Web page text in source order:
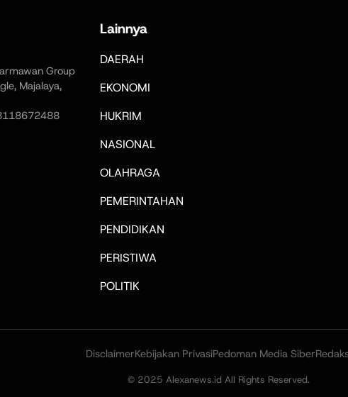
Group
Majalaya,
Lainnya
DAERAH
EKONOMI
HUKRIM
NASIONAL
OLAHRAGA
PEMERINTAHAN
PENDIDIKAN
PERISTIWA
POLITIK
DisclaimerKebijakan PrivasiPedoman Media Siber
© 2025 Alexanews.id All Rights Reserved.